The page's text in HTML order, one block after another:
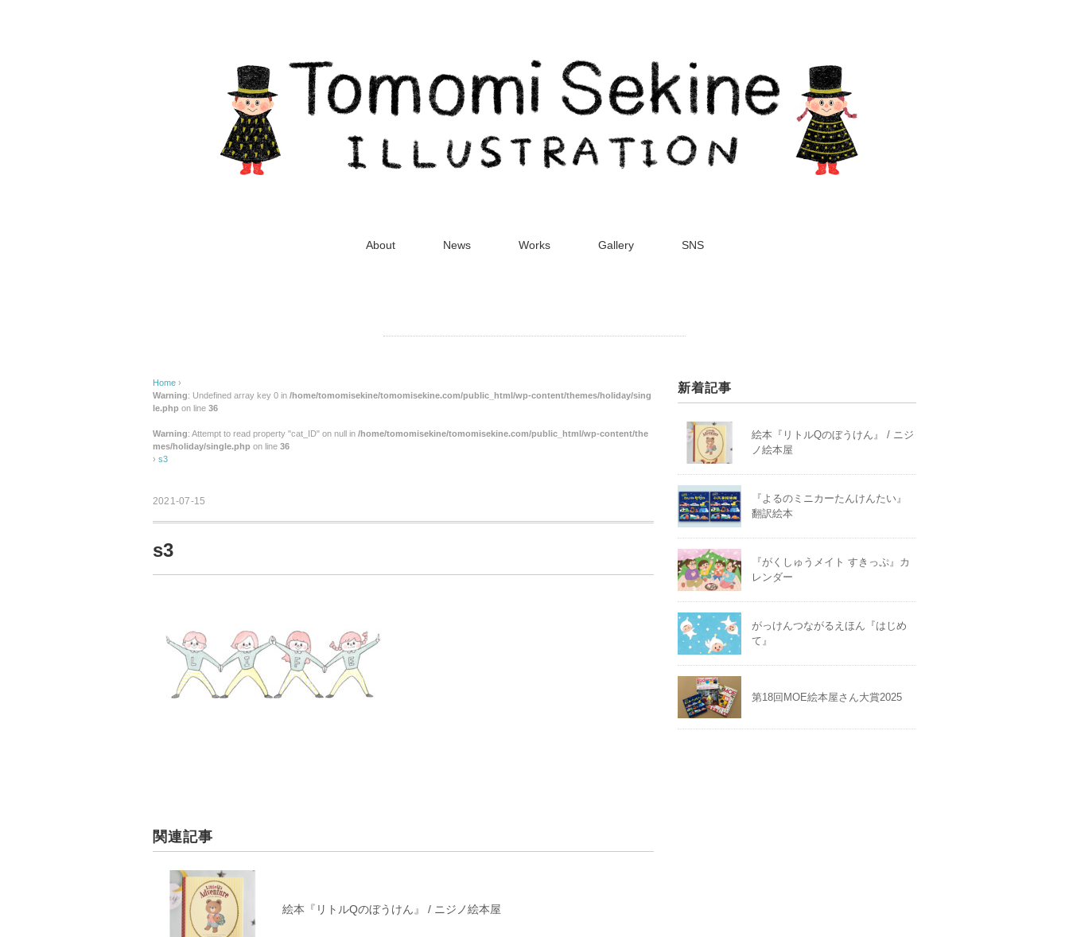
About News Works Gallery SNS
Home ›
Warning: Undefined array key 0 in /home/tomomisekine/tomomisekine.com/public_html/wp-content/themes/holiday/sing
le.php on line 36
Warning: Attempt to read property "cat_ID" on null in /home/tomomisekine/tomomisekine.com/public_html/wp-content/the
mes/holiday/single.php on line 36
› s3
2021-07-15
s3
関連記事
絵本『リトルQのぼうけん』 / ニジノ絵本屋
新着記事
絵本『リトルQのぼうけん』 / ニジ
ノ絵本屋
『よるのミニカーたんけんたい』
翻訳絵本
『がくしゅうメイト すきっぷ』カ
レンダー
がっけんつながるえほん『はじめ
て』
第18回MOE絵本屋さん大賞2025